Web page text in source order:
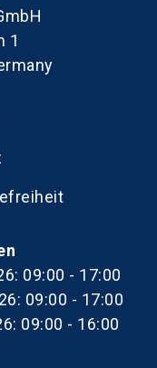
1
09:00 - 17:00
09:00 - 17:00
09:00 - 16:00